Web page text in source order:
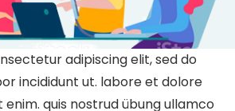
adipiscing elit, sed do
incididunt ut. labore et dolore
enim. quis nostrud übung ullamco